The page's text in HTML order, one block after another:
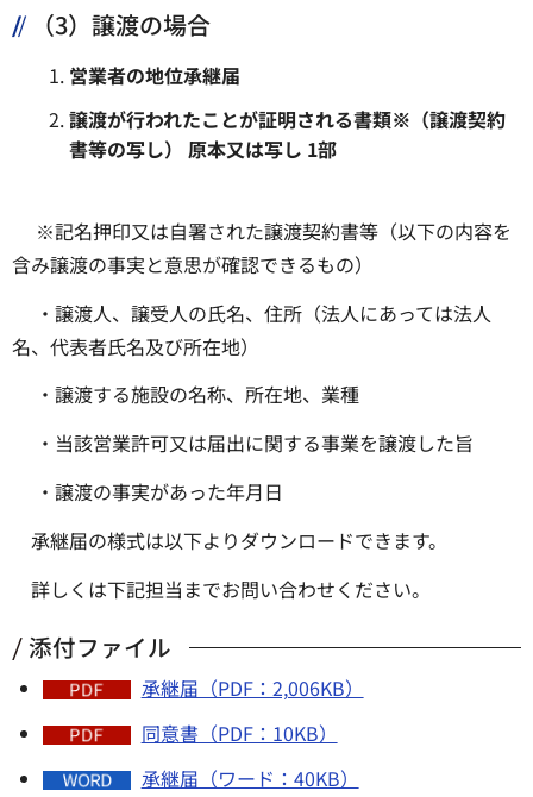
（3）譲渡の場合
営業者の地位承継届
譲渡が行われたことが証明される書類※（譲渡契約
書等の写し） 原本又は写し 1部
※記名押印又は自署された譲渡契約書等（以下の内容を
含み譲渡の事実と意思が確認できるもの）
・譲渡人、譲受人の氏名、住所（法人にあっては法人
名、代表者氏名及び所在地）
・譲渡する施設の名称、所在地、業種
・当該営業許可又は届出に関する事業を譲渡した旨
・譲渡の事実があった年月日
承継届の様式は以下よりダウンロードできます。
詳しくは下記担当までお問い合わせください。
添付ファイル
承継届（PDF：2,006KB）
同意書（PDF：10KB）
承継届（ワード：40KB）